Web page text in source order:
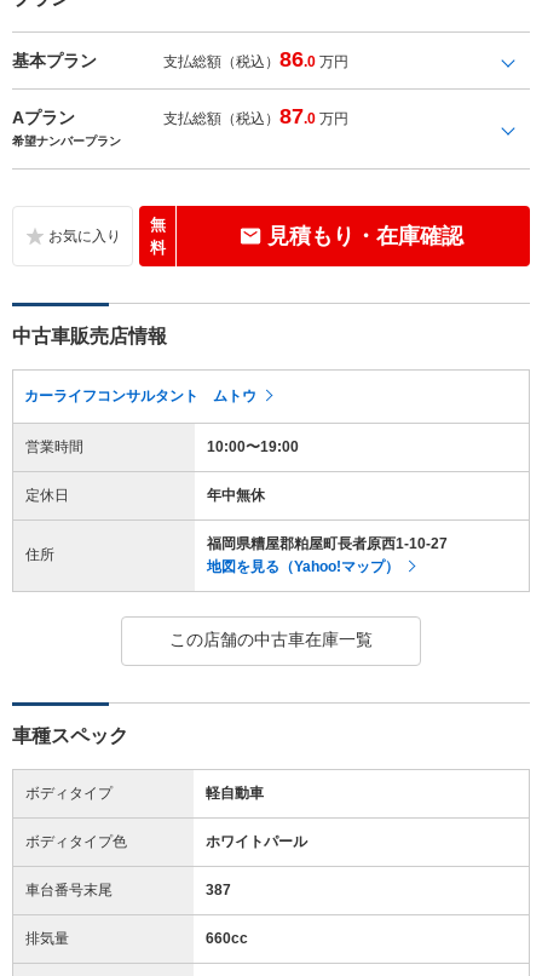
基本プラン 支払総額（税込）86.0 万円
Aプラン 支払総額（税込）87.0 万円
希望ナンバープラン
無
料
見積もり・在庫確認
中古車販売店情報
カーライフコンサルタント ムトウ
営業時間 10:00〜19:00
定休日 年中無休
住所
福岡県糟屋郡粕屋町長者原西1-10-27
地図を見る（Yahoo!マップ）
この店舗の中古車在庫一覧
車種スペック
ボディタイプ 軽自動車
ボディタイプ色 ホワイトパール
車台番号末尾 387
排気量 660cc